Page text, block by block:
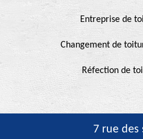
Entreprise de
Changement de
Réfection de
7 rue des